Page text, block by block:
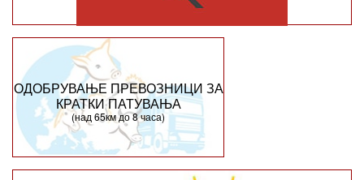
ОДОБРУВАЊЕ ПРЕВОЗНИЦИ ЗА
КРАТКИ ПАТУВАЊА
(над 65км до 8 часа)